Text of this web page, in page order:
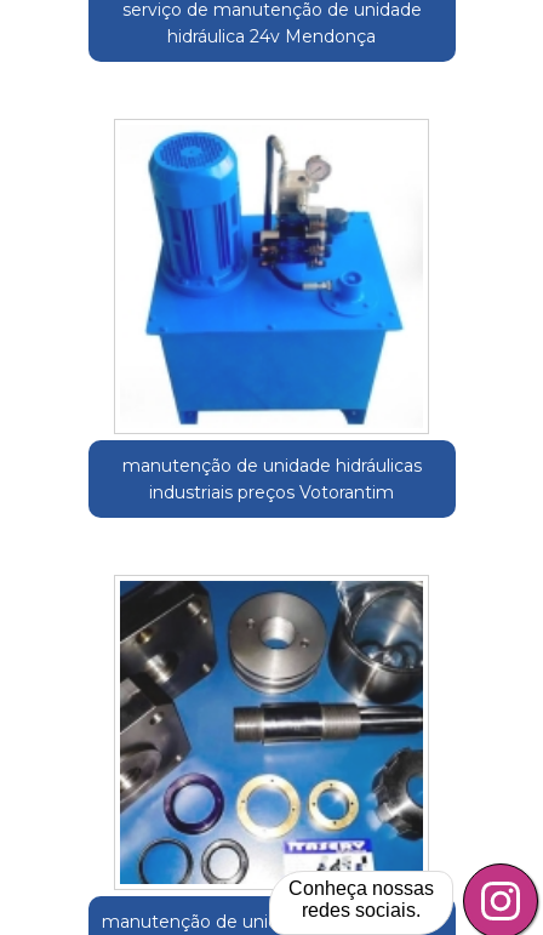
serviço de manutenção de unidade
hidráulica 24v Mendonça
manutenção de unidade hidráulicas
industriais preços Votorantim
manutenção de unidade hidráulicas para
Conheça nossas
redes sociais.